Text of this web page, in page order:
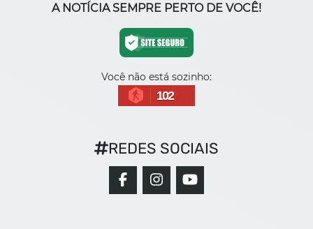
A NOTÍCIA SEMPRE PERTO DE VOCÊ!
Você não está sozinho:
102
REDES SOCIAIS